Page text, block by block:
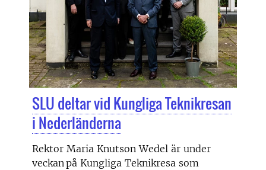
SLU deltar vid Kungliga Teknikresan
i Nederländerna
Rektor Maria Knutson Wedel är under
veckan på Kungliga Teknikresa som